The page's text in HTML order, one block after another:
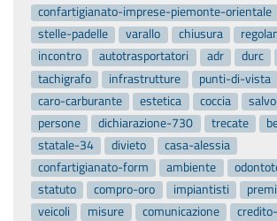
confartigianato-imprese-piemonte-orientale
stelle-padelle
varallo chiusura
incontro
autotrasportatori adr durc
tachigrafo
infrastrutture
punti-di-vista
caro-carburante
estetica coccia
persone
dichiarazione-730 trecate
statale-34
divieto
casa-alessia
confartigianato-form
ambiente
statuto
compro-oro impiantisti
veicoli
misure comunicazione